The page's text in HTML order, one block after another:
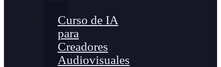
Curso de IA
para
Creadores
Audiovisuales